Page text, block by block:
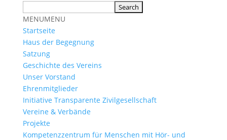
MENUMENU
Startseite
Haus der Begegnung
Satzung
Geschichte des Vereins
Unser Vorstand
Ehrenmitglieder
Initiative Transparente Zivilgesellschaft
Vereine & Verbände
Projekte
Kompetenzzentrum für Menschen mit Hör- und